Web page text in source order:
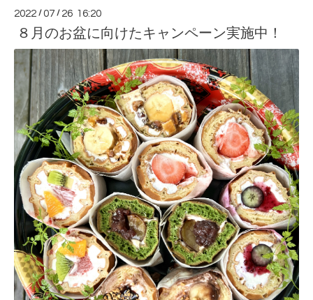
2022 /07 / 26 16:20
８月のお盆に向けたキャンペーン実施中！